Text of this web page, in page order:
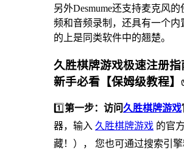
另外Desmume还支持麦克风
频和音频录制，还具有一个内
的上是同类软件中的翘楚。
久胜棋牌游戏极速注册指
新手必看【保姆级教程】
1️⃣第一步：访问久胜棋牌游戏
器，输入 久胜棋牌游戏 的官
藏！）， 您也可通过搜索引